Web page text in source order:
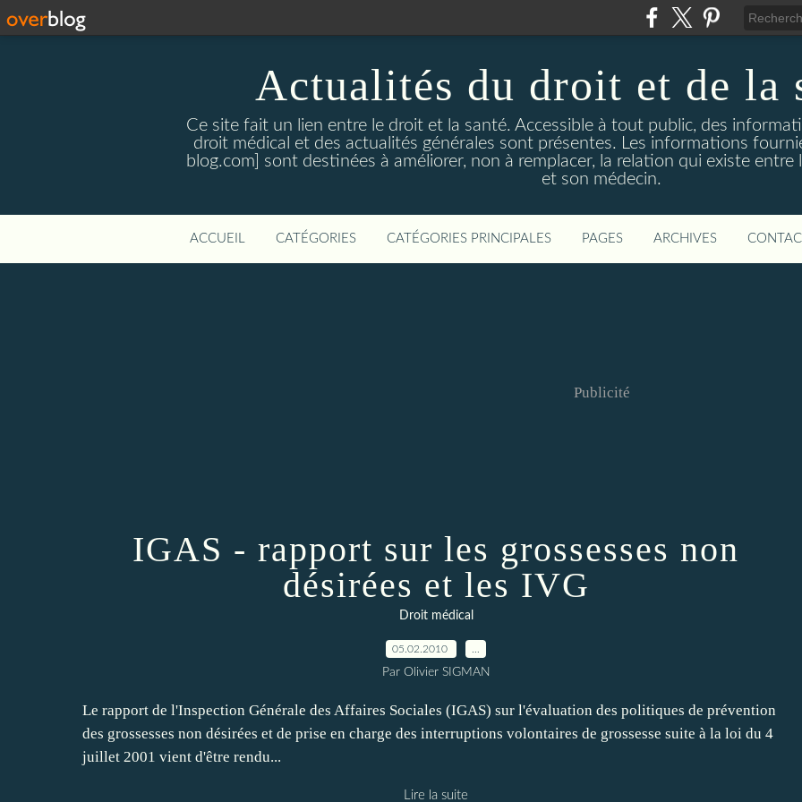
Actualités du droit et de la
Ce site fait un lien entre le droit et la santé. Accessible à tout public, des
droit médical et des actualités générales sont présentes. Les informations
blog.com] sont destinées à améliorer, non à remplacer, la relation qui existe
et son médecin.
ACCUEIL CATÉGORIES CATÉGORIES PRINCIPALES PAGES ARCHIVES
Publicité
IGAS - rapport sur les grossesses non
désirées et les IVG
Droit médical
05.02.2010
Par Olivier SIGMAN
Le rapport de l'Inspection Générale des Affaires Sociales (IGAS) sur l'évaluation des politiques de prévention
des grossesses non désirées et de prise en charge des interruptions volontaires de grossesse suite à la loi du 4
juillet 2001 vient d'être rendu...
Lire la suite